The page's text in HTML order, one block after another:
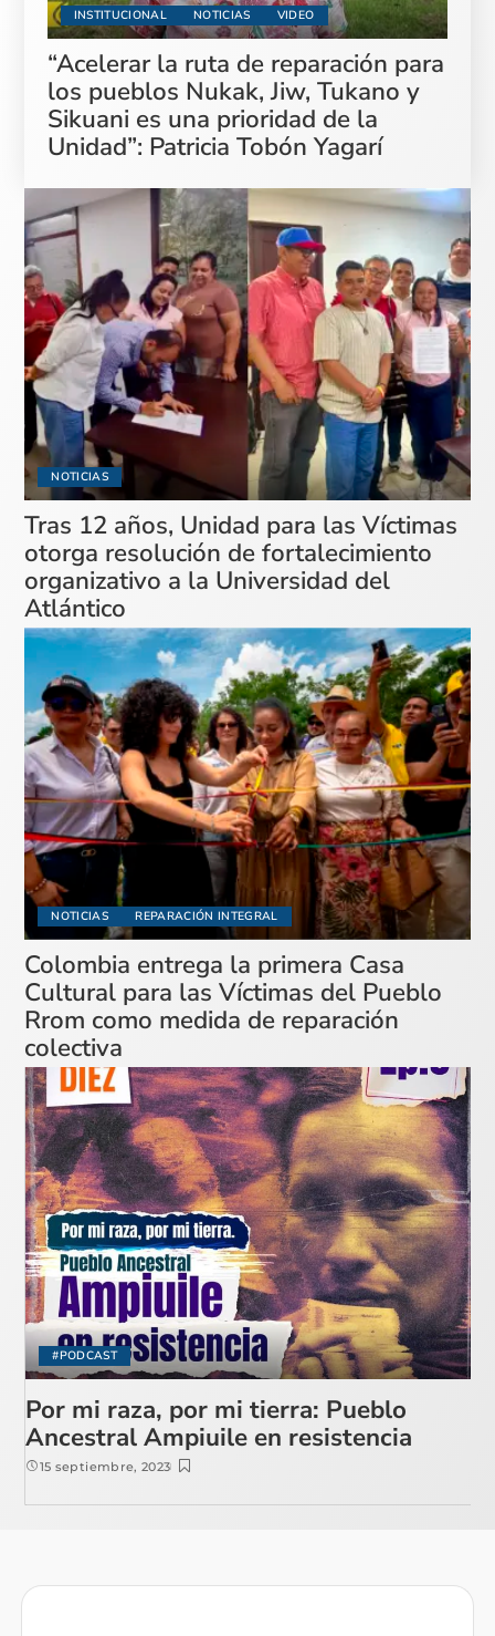
INSTITUCIONAL NOTICIAS VIDEO
“Acelerar la ruta de reparación para
los pueblos Nukak, Jiw, Tukano y
Sikuani es una prioridad de la
Unidad”: Patricia Tobón Yagarí
NOTICIAS
Tras 12 años, Unidad para las Víctimas
otorga resolución de fortalecimiento
organizativo a la Universidad del
Atlántico
NOTICIAS REPARACIÓN INTEGRAL
Colombia entrega la primera Casa
Cultural para las Víctimas del Pueblo
Rrom como medida de reparación
colectiva
#PODCAST
Por mi raza, por mi tierra: Pueblo
Ancestral Ampiuile en resistencia
15 septiembre, 2023